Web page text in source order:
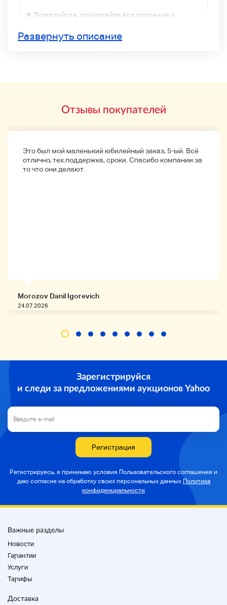
★ Пожалуйста, прочитайте все описания и
★ Мы приносим извинения за неудобства, но,
пожалуйста, воздержитесь от торгов.
Heisei Retro*1
VHS of World[1]
・ Пожалуйста, проверьте фотографию для
деталей.
фотографии.
Этот продукт является
>>> Это продукт, соответствующий рангу.
Новый, неоткрытый, чрезвычайно красивый
А. Есть ощущение пользы, но это прекрасный
B Это продукт, который используется в целом.
C Продукты с повреждениями, повреждениями и
D Продукты для мусора и деталей.
Сертификат продукта является личным
фотографии и изображения.
Развернуть описание
Отзывы покупателей
Это был мой маленький юбилейный заказ, 5-ый. Всё
отлично, тех.поддержка, сроки. Спасибо компании за
то что они делают.
Morozov Danil Igorevich
24.07.2026
Зарегистрируйся
и следи за предложениями аукционов Yahoo
Регистрация
Регистрируясь, я принимаю условия Пользовательского соглашения и
даю согласие на обработку своих персональных данных Политика
конфиденциальности
Важные разделы
Новости
Гарантии
Услуги
Тарифы
Доставка